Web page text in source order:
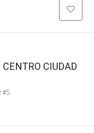
CIUDAD
#5